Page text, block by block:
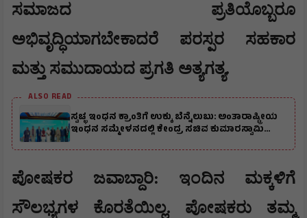
ಸಮಾಜದ ಪ್ರತಿಯೊಬ್ಬರೂ
ಅಭಿವೃದ್ಧಿಯಾಗಬೇಕಾದರೆ ಪರಸ್ಪರ ಸಹಕಾರ
ಮತ್ತು ಸಮುದಾಯದ ಪ್ರಗತಿ ಅತ್ಯಗತ್ಯ.
ALSO READ
ಸ್ವಚ್ಛ ಇಂಧನ ಕ್ರಾಂತಿಗೆ ಉಕ್ಕು ಬೆನ್ನೆಲುಬು: ಅಂತಾರಾಷ್ಟ್ರೀಯ
ಇಂಧನ ಸಮ್ಮೇಳನದಲ್ಲಿ ಕೇಂದ್ರ ಸಚಿವ ಕುಮಾರಸ್ವಾಮಿ
​ಪೋಷಕರ ಜವಾಬ್ದಾರಿ: ಇಂದಿನ ಮಕ್ಕಳಿಗೆ
ಸೌಲಭ್ಯಗಳ ಕೊರತೆಯಿಲ್ಲ. ಪೋಷಕರು ತಮ್ಮ